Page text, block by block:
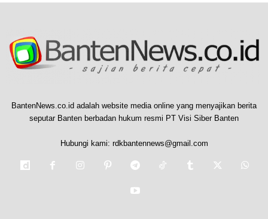
BantenNews.co.id adalah website media online yang menyajikan berita
seputar Banten berbadan hukum resmi PT Visi Siber Banten
Hubungi kami: rdkbantennews@gmail.com